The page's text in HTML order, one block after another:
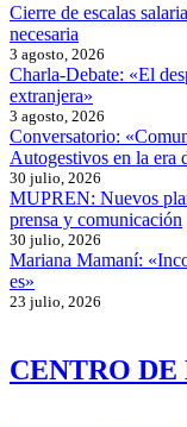
Cierre de escalas
necesaria
3 agosto, 2026
Charla-Debate: «El
extranjera»
3 agosto, 2026
Conversatorio:
Autogestivos en la era
30 julio, 2026
MUPREN: Nuevos
prensa y comunicación
30 julio, 2026
Mariana Mamaní:
es»
23 julio, 2026
CENTRO